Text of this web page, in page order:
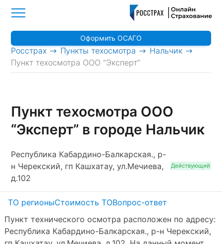
Росстрах > Пункты техосмотра > Нальчик >
Пункт техосмотра ООО “Эксперт”
Оформить ОСАГО
Пункт техосмотра ООО
“Эксперт” в городе Нальчик
Республика Кабардино-Балкарская., р-
н Черекский, гп Кашхатау, ул.Мечиева,
д.102
Действующий
ТО регионыСтоимость ТОВопрос-ответ
Пункт технического осмотра расположен по адресу:
Республика Кабардино-Балкарская., р-н Черекский,